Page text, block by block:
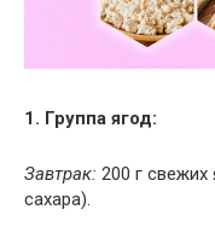
1. Группа ягод:
Завтрак: 200 г свежих
сахара).